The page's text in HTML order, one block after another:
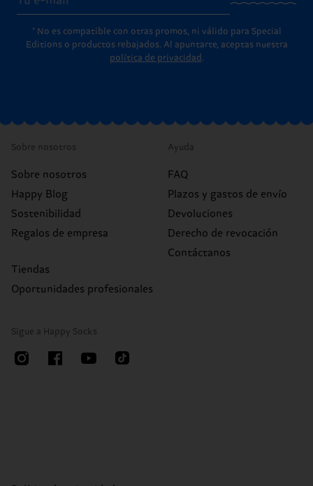
* No es compatible con otras promos, ni válido para Special
Editions o productos rebajados. Al apuntarte, aceptas nuestra
política de privacidad .
Sobre nosotros
Sobre nosotros
Happy Blog
Sostenibilidad
Regalos de empresa
Tiendas
Oportunidades profesionales
Ayuda
FAQ
Plazos y gastos de envío
Devoluciones
Derecho de revocación
Contáctanos
Sigue a Happy Socks